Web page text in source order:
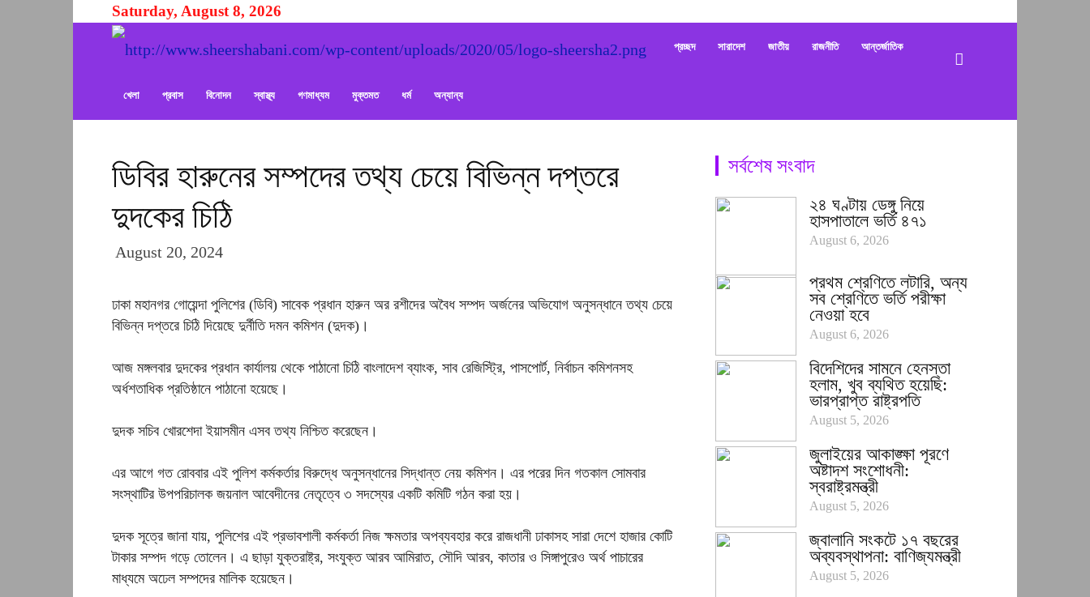
Saturday, August 8, 2026
Sheershabani
প্রচ্ছদ সারাদেশ জাতীয় রাজনীতি আন্তর্জাতিক
খেলা প্রবাস বিনোদন স্বাস্থ্য গণমাধ্যম মুক্তমত ধর্ম অন্যান্য
ডিবির হারুনের সম্পদের তথ্য চেয়ে বিভিন্ন দপ্তরে
দুদকের চিঠি
August 20, 2024
ঢাকা মহানগর গোয়েন্দা পুলিশের (ডিবি) সাবেক প্রধান হারুন অর রশীদের অবৈধ সম্পদ অর্জনের অভিযোগ অনুসন্ধানে তথ্য চেয়ে
বিভিন্ন দপ্তরে চিঠি দিয়েছে দুর্নীতি দমন কমিশন (দুদক)।
আজ মঙ্গলবার দুদকের প্রধান কার্যালয় থেকে পাঠানো চিঠি বাংলাদেশ ব্যাংক, সাব রেজিস্ট্রি, পাসপোর্ট, নির্বাচন কমিশনসহ
অর্ধশতাধিক প্রতিষ্ঠানে পাঠানো হয়েছে।
দুদক সচিব খোরশেদা ইয়াসমীন এসব তথ্য নিশ্চিত করেছেন।
এর আগে গত রোববার এই পুলিশ কর্মকর্তার বিরুদ্ধে অনুসন্ধানের সিদ্ধান্ত নেয় কমিশন। এর পরের দিন গতকাল সোমবার
সংস্থাটির উপপরিচালক জয়নাল আবেদীনের নেতৃত্বে ৩ সদস্যের একটি কমিটি গঠন করা হয়।
দুদক সূত্রে জানা যায়, পুলিশের এই প্রভাবশালী কর্মকর্তা নিজ ক্ষমতার অপব্যবহার করে রাজধানী ঢাকাসহ সারা দেশে হাজার কোটি
টাকার সম্পদ গড়ে তোলেন। এ ছাড়া যুক্তরাষ্ট্র, সংযুক্ত আরব আমিরাত, সৌদি আরব, কাতার ও সিঙ্গাপুরেও অর্থ পাচারের
মাধ্যমে অঢেল সম্পদের মালিক হয়েছেন।
সর্বশেষ সংবাদ
২৪ ঘণ্টায় ডেঙ্গু নিয়ে
হাসপাতালে ভর্তি ৪৭১
August 6, 2026
প্রথম শ্রেণিতে লটারি, অন্য
সব শ্রেণিতে ভর্তি পরীক্ষা
নেওয়া হবে
August 6, 2026
বিদেশিদের সামনে হেনস্তা
হলাম, খুব ব্যথিত হয়েছি:
ভারপ্রাপ্ত রাষ্ট্রপতি
August 5, 2026
জুলাইয়ের আকাঙ্ক্ষা পূরণে
অষ্টাদশ সংশোধনী:
স্বরাষ্ট্রমন্ত্রী
August 5, 2026
জ্বালানি সংকটে ১৭ বছরের
অব্যবস্থাপনা: বাণিজ্যমন্ত্রী
August 5, 2026